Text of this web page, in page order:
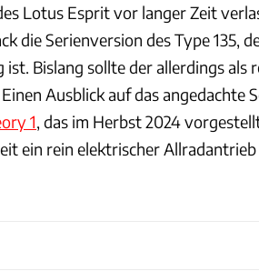
Lotus Esprit vor langer Zeit
die Serienversion des Type 135,
Bislang sollte der allerdings als
Ausblick auf das angedachte
1 , das im Herbst 2024
ein rein elektrischer